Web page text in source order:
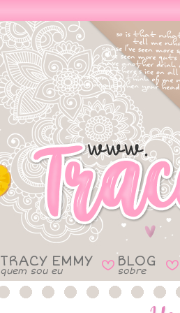
TRACY EMMY
quem sou eu B BLOG
sobre B